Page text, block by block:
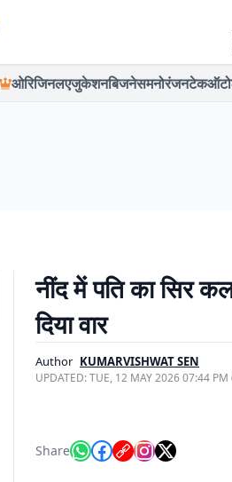
ओरिजिनलएजुकेशनबिजनेसमनोरंजनटेकऑटो
नींद में पति का सिर
दिया वार
Author KUMARVISHWAT SEN
UPDATED:TUE, 12 MAY 2026 07:44 PM
Share